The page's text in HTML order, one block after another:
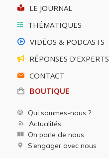
LE JOURNAL
THÉMATIQUES
VIDÉOS & PODCASTS
RÉPONSES D’EXPERTS
CONTACT
BOUTIQUE
Qui sommes-nous ?
Actualités
On parle de nous
S’engager avec nous